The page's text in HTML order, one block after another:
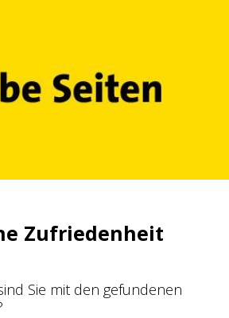
Zufriedenheit
Sie mit den gefundenen